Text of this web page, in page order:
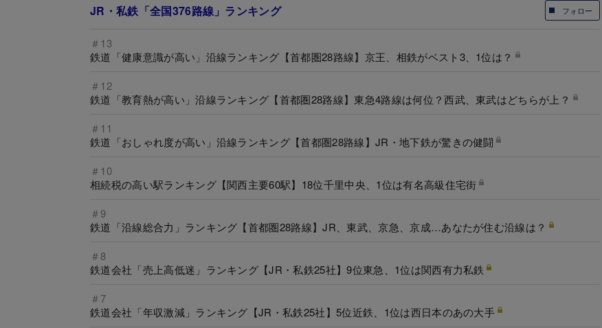
フォロー
JR・私鉄「全国376路線」ランキング
＃13
鉄道「健康意識が高い」沿線ランキング【首都圏28路線】京王、相鉄がベスト3、1位は？
＃12
鉄道「教育熱が高い」沿線ランキング【首都圏28路線】東急4路線は何位？西武、東武はどちらが上？
＃11
鉄道「おしゃれ度が高い」沿線ランキング【首都圏28路線】JR・地下鉄が驚きの健闘
＃10
相続税の高い駅ランキング【関西主要60駅】18位千里中央、1位は有名高級住宅街
＃9
鉄道「沿線総合力」ランキング【首都圏28路線】JR、東武、京急、京成…あなたが住む沿線は？
＃8
鉄道会社「売上高低迷」ランキング【JR・私鉄25社】9位東急、1位は関西有力私鉄
＃7
鉄道会社「年収激減」ランキング【JR・私鉄25社】5位近鉄、1位は西日本のあの大手